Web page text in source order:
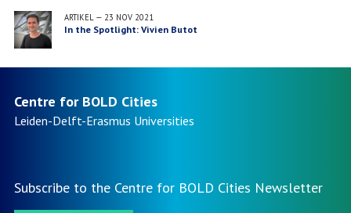
ARTIKEL — 23 NOV 2021
In the Spotlight: Vivien Butot
Centre for BOLD Cities
Leiden-Delft-Erasmus Universities
Subscribe to the Centre for BOLD Cities Newsletter